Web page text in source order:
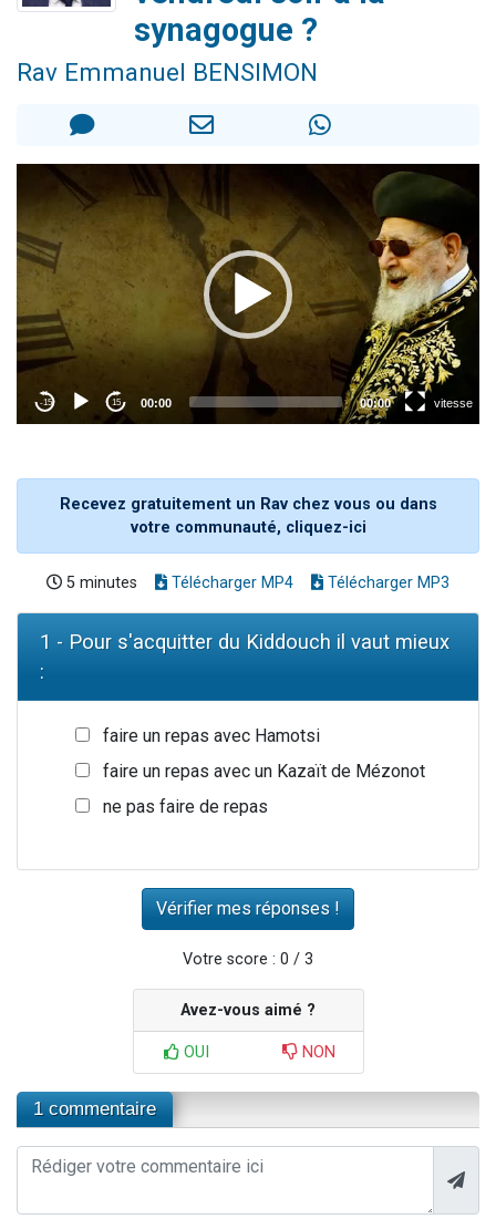
Il reste 49 places pour étudier en groupe sur Zoom
12 nouvelles musiques dans Torah-Box Music
synagogue ?
Rav Emmanuel BENSIMON
Recevez gratuitement un Rav chez vous ou dans
votre communauté, cliquez-ici
5 minutes Télécharger MP4 Télécharger MP3
1 - Pour s'acquitter du Kiddouch il vaut mieux
:
faire un repas avec Hamotsi
faire un repas avec un Kazaït de Mézonot
ne pas faire de repas
Votre score : 0 / 3
Avez-vous aimé ?
OUI NON
1 commentaire